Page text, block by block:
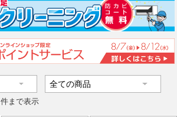
件まで表示